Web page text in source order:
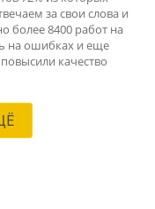
за свои слова и
более 8400 работ на
на ошибках и еще
качество